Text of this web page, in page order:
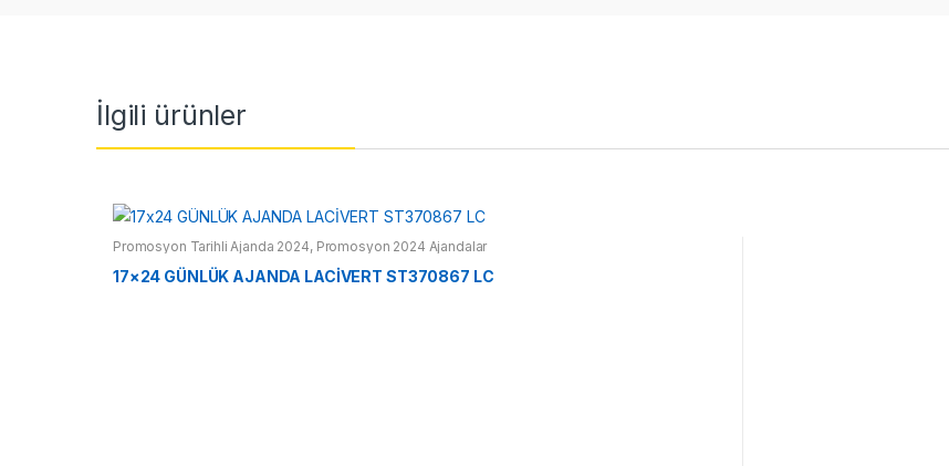
İlgili ürünler
Promosyon Tarihli Ajanda 2024, Promosyon 2024 Ajandalar
17×24 GÜNLÜK AJANDA LACİVERT ST370867 LC